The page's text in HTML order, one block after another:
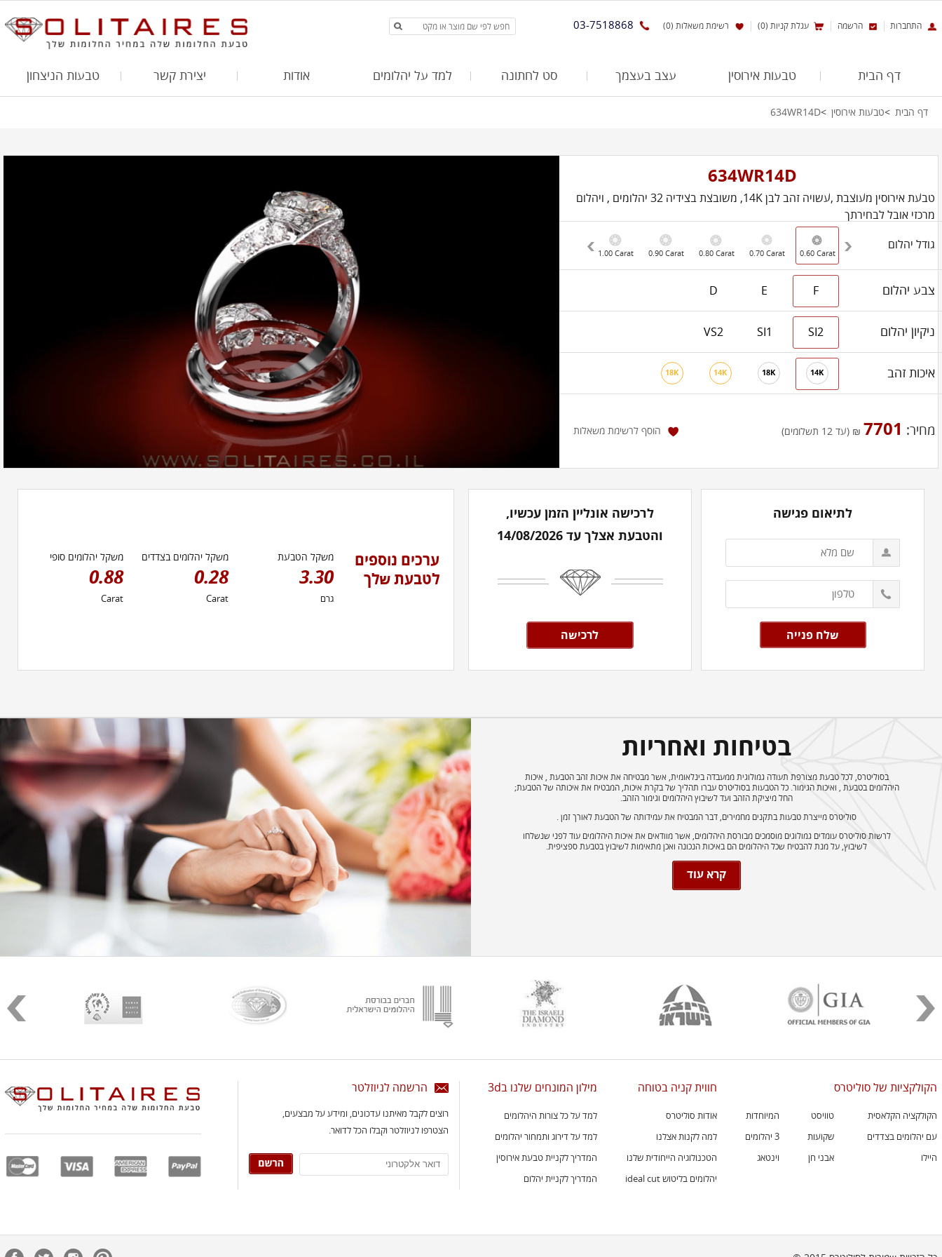
התחברות הרשמה עגלת קניות (0) רשימת משאלות (0) 03-7518868
דף הבית טבעות אירוסין עצב בעצמך סט לחתונה למד על יהלומים אודות יצירת קשר טבעות הניצחון
דף הבית טבעות אירוסין 634WR14D
634WR14D
טבעת אירוסין מעוצבת ,עשויה זהב לבן 14K, משובצת בצידיה 32 יהלומים , ויהלום
מרכזי אובל לבחירתך
גודל יהלום
2.00 Carat 1.00 Carat 0.90 Carat 0.80 Carat 0.70 Carat 0.60 Carat
צבע יהלום F
E
D
ניקיון יהלום SI2
SI1
VS2
איכות זהב 14K
18K
14K
18K
מחיר: 7701 ₪ (עד 12 תשלומים) הוסף לרשימת משאלות
לתיאום פגישה
לרכישה אונליין הזמן עכשיו,
והטבעת אצלך עד 14/08/2026
לרכישה
ערכים נוספים
לטבעת שלך
משקל הטבעת
3.30
גרם
משקל יהלומים בצדדים
0.28
Carat
משקל יהלומים סופי
0.88
Carat
בטיחות ואחריות
בסוליטרס, לכל טבעת מצורפת תעודה גמולוגית ממעבדה בינלאומית, אשר מבטיחה את איכות זהב הטבעת , איכות
היהלומים בטבעת , ואיכות הגימור. כל הטבעות בסוליטרס עברו תהליך של בקרת איכות, המבטיח את איכותה של הטבעת;
החל מיציקת הזהב ועד לשיבוץ היהלומים וגימור הזהב.
סוליטרס מייצרת טבעות בתקנים מחמירים, דבר המבטיח את עמידותה של הטבעת לאורך זמן .
לרשות סוליטרס עומדים גמולוגים מוסמכים מבורסת היהלומים, אשר מוודאים את איכות היהלומים עוד לפני שנשלחו
לשיבוץ, על מנת להבטיח שכל היהלומים הם באיכות הנכונה ואכן מתאימות לשיבוץ בטבעת ספציפית.
קרא עוד
הקולקציות של סוליטרס
הקולקציה הקלאסית
עם יהלומים בצדדים
היילו
טוויסט
שקועות
אבני חן
המיוחדות
3 יהלומים
וינטאג
חווית קניה בטוחה
אודות סוליטרס
למה לקנות אצלנו
הטכנולוגיה הייחודית שלנו
יהלומים בליטוש ideal cut
מילון המונחים שלנו ב3d
למד על כל צורות היהלומים
למד על דירוג ותמחור יהלומים
המדריך לקניית טבעת אירוסין
המדריך לקניית יהלום
הרשמה לניוזלטר
רוצים לקבל מאיתנו עדכונים, ומידע על מבצעים,
הצטרפו לניוזלטר וקבלו הכל לדואר.